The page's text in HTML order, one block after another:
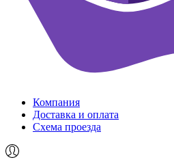
Компания
Доставка и оплата
Схема проезда